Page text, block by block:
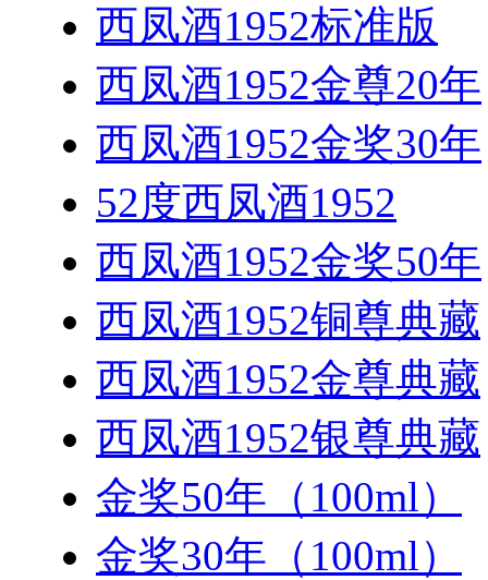
西凤酒1952标准版
西凤酒1952金尊20年
西凤酒1952金奖30年
52度西凤酒1952
西凤酒1952金奖50年
西凤酒1952铜尊典藏
西凤酒1952金尊典藏
西凤酒1952银尊典藏
金奖50年（100ml）
金奖30年（100ml）